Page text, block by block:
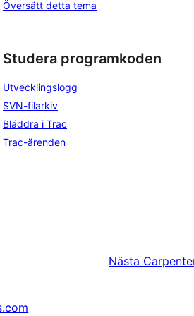
Översätt detta tema
Studera programkoden
Utvecklingslogg
SVN-filarkiv
Bläddra i Trac
Trac-ärenden
Nästa